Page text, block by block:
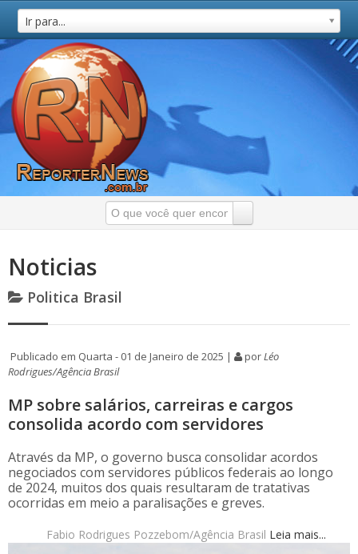
Ir para...
Noticias
Politica Brasil
Publicado em Quarta - 01 de Janeiro de 2025 | porLéo
Rodrigues/Agência Brasil
MP sobre salários, carreiras e cargos
consolida acordo com servidores
Através da MP, o governo busca consolidar acordos
negociados com servidores públicos federais ao longo
de 2024, muitos dos quais resultaram de tratativas
ocorridas em meio a paralisações e greves.
Leia mais...
Fabio Rodrigues Pozzebom/Agência Brasil